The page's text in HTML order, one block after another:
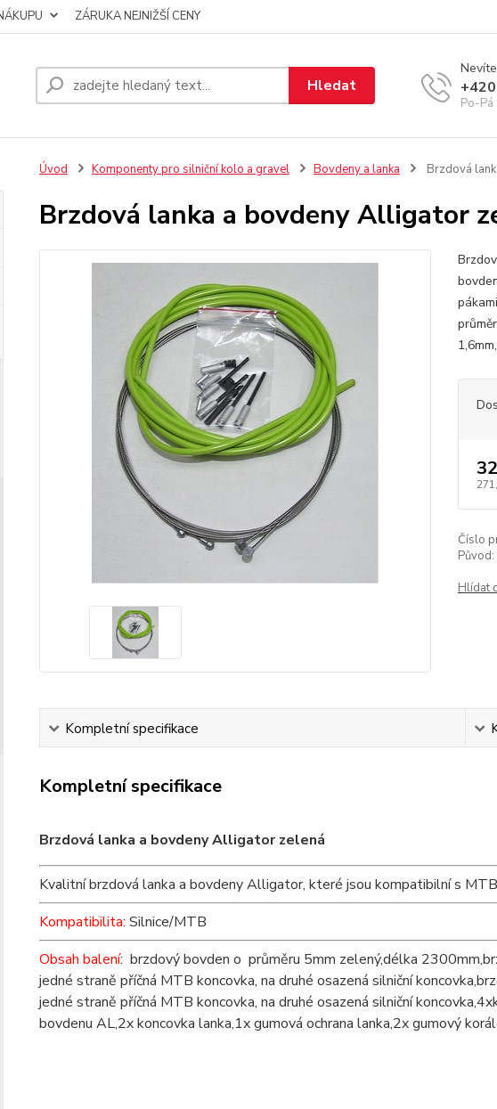
ZÁRUKA NEJNIŽŠÍ CENY
Hledat
Po-
Úvod Komponenty pro silniční kolo a gravel Bovdeny a lanka Brzdová
Brzdová lanka a bovdeny Alligator
Číslo
Původ:
Hlídat
Kompletní specifikace
Kompletní specifikace
Brzdová lanka a bovdeny Alligator zelená
Kvalitní brzdová lanka a bovdeny Alligator, které jsou kompatibilní s
Kompatibilita: Silnice/MTB
Obsah balení: brzdový bovden o průměru 5mm zelený,délka
jedné straně příčná MTB koncovka, na druhé osazená silniční
jedné straně příčná MTB koncovka, na druhé osazená silniční
bovdenu AL,2x koncovka lanka,1x gumová ochrana lanka,2x gumový